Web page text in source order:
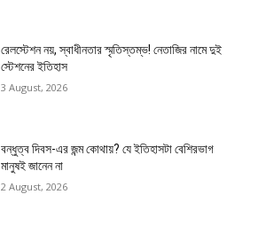
রেলস্টেশন নয়, স্বাধীনতার স্মৃতিস্তম্ভ! নেতাজির নামে দুই
স্টেশনের ইতিহাস
3 August, 2026
বন্ধুত্ব দিবস-এর জন্ম কোথায়? যে ইতিহাসটা বেশিরভাগ
মানুষই জানেন না
2 August, 2026